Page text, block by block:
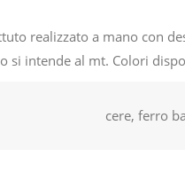
realizzato a mano con
si intende al mt. Colori
cere, ferro